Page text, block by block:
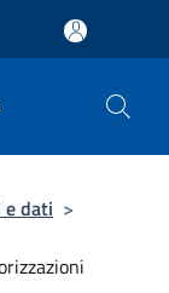
e dati >